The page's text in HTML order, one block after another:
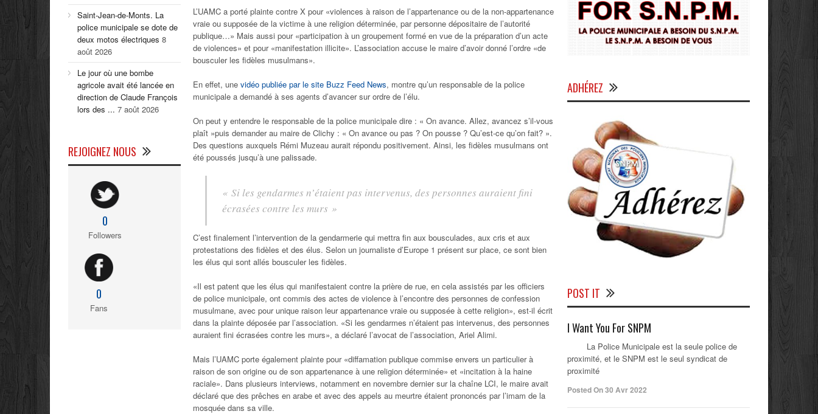
L’UAMC a porté plainte contre X pour «violences à raison de l’appartenance ou de la non-appartenance
vraie ou supposée de la victime à une religion déterminée, par personne dépositaire de l’autorité
publique…» Mais aussi pour «participation à un groupement formé en vue de la préparation d’un acte
de violences» et pour «manifestation illicite». L’association accuse le maire d’avoir donné l’ordre «de
bousculer les fidèles musulmans».
En effet, une vidéo publiée par le site Buzz Feed News, montre qu’un responsable de la police
municipale a demandé à ses agents d’avancer sur ordre de l’élu.
On peut y entendre le responsable de la police municipale dire : « On avance. Allez, avancez s’il-vous
plaît »puis demander au maire de Clichy : « On avance ou pas ? On pousse ? Qu’est-ce qu’on fait? ».
Des questions auxquels Rémi Muzeau aurait répondu positivement. Ainsi, les fidèles musulmans ont
été poussés jusqu’à une palissade.
« Si les gendarmes n’étaient pas intervenus, des personnes auraient fini
écrasées contre les murs »
C’est finalement l’intervention de la gendarmerie qui mettra fin aux bousculades, aux cris et aux
protestations des fidèles et des élus. Selon un journaliste d’Europe 1 présent sur place, ce sont bien
les élus qui sont allés bousculer les fidèles.
«Il est patent que les élus qui manifestaient contre la prière de rue, en cela assistés par les officiers
de police municipale, ont commis des actes de violence à l’encontre des personnes de confession
musulmane, avec pour unique raison leur appartenance vraie ou supposée à cette religion», est-il écrit
dans la plainte déposée par l’association. «Si les gendarmes n’étaient pas intervenus, des personnes
auraient fini écrasées contre les murs», a déclaré l’avocat de l’association, Ariel Alimi.
Mais l’UAMC porte également plainte pour «diffamation publique commise envers un particulier à
raison de son origine ou de son appartenance à une religion déterminée» et «incitation à la haine
raciale». Dans plusieurs interviews, notamment en novembre dernier sur la chaîne LCI, le maire avait
déclaré que des prêches en arabe et avec des appels au meurtre étaient prononcés par l’imam de la
mosquée dans sa ville.
Saint-Jean-de-Monts. La
police municipale se dote de
deux motos électriques 8
août 2026
Le jour où une bombe
agricole avait été lancée en
direction de Claude François
lors des ... 7 août 2026
REJOIGNEZ NOUS
0
Followers
0
Fans
ADHÉREZ
POST IT
I Want You For SNPM
La Police Municipale est la seule police de
proximité, et le SNPM est le seul syndicat de
proximité
Posted On 30 Avr 2022